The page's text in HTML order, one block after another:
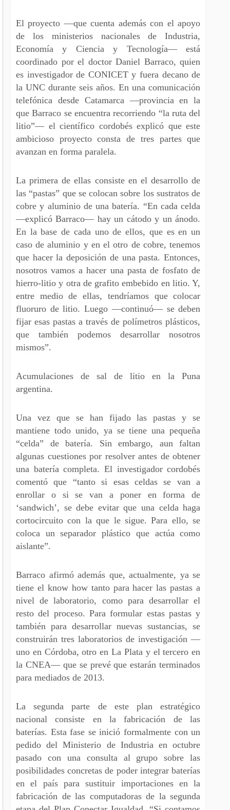
El proyecto —que cuenta además con el apoyo
de los ministerios nacionales de Industria,
Economía y Ciencia y Tecnología— está
coordinado por el doctor Daniel Barraco, quien
es investigador de CONICET y fuera decano de
la UNC durante seis años. En una comunicación
telefónica desde Catamarca —provincia en la
que Barraco se encuentra recorriendo “la ruta del
litio”— el científico cordobés explicó que este
ambicioso proyecto consta de tres partes que
avanzan en forma paralela.
La primera de ellas consiste en el desarrollo de
las “pastas” que se colocan sobre los sustratos de
cobre y aluminio de una batería. “En cada celda
—explicó Barraco— hay un cátodo y un ánodo.
En la base de cada uno de ellos, que es en un
caso de aluminio y en el otro de cobre, tenemos
que hacer la deposición de una pasta. Entonces,
nosotros vamos a hacer una pasta de fosfato de
hierro-litio y otra de grafito embebido en litio. Y,
entre medio de ellas, tendríamos que colocar
fluoruro de litio. Luego —continuó— se deben
fijar esas pastas a través de polímetros plásticos,
que también podemos desarrollar nosotros
mismos”.
Acumulaciones de sal de litio en la Puna
argentina.
Una vez que se han fijado las pastas y se
mantiene todo unido, ya se tiene una pequeña
“celda” de batería. Sin embargo, aun faltan
algunas cuestiones por resolver antes de obtener
una batería completa. El investigador cordobés
comentó que “tanto si esas celdas se van a
enrollar o si se van a poner en forma de
‘sandwich’, se debe evitar que una celda haga
cortocircuito con la que le sigue. Para ello, se
coloca un separador plástico que actúa como
aislante”.
Barraco afirmó además que, actualmente, ya se
tiene el know how tanto para hacer las pastas a
nivel de laboratorio, como para desarrollar el
resto del proceso. Para formular estas pastas y
también para desarrollar nuevas sustancias, se
construirán tres laboratorios de investigación —
uno en Córdoba, otro en La Plata y el tercero en
la CNEA— que se prevé que estarán terminados
para mediados de 2013.
La segunda parte de este plan estratégico
nacional consiste en la fabricación de las
baterías. Esta fase se inició formalmente con un
pedido del Ministerio de Industria en octubre
pasado con una consulta al grupo sobre las
posibilidades concretas de poder integrar baterías
en el país para sustituir importaciones en la
fabricación de las computadoras de la segunda